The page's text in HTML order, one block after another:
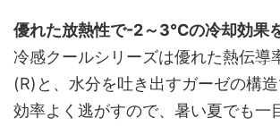
優れた放熱性で-2～3℃の冷却効果
冷感クールシリーズは優れた熱伝導
(R)と、水分を吐き出すガーゼの構
効率よく逃がすので、暑い夏でも一